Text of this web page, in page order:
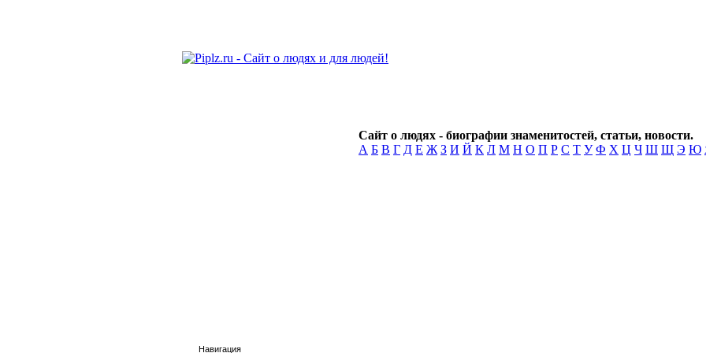
Сайт о людях - биографии знаменитостей, статьи, новости.
А Б В Г Д Е Ж З И Й К Л М Н О П Р С Т У Ф Х Ц Ч Ш Щ Э Ю
Навигация